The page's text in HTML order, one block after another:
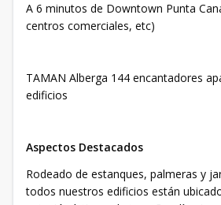
A 6 minutos de Downtown Punta
centros comerciales, etc)
TAMAN Alberga 144 encantadores
edificios
Aspectos Destacados
Rodeado de estanques, palmeras y
todos nuestros edificios están